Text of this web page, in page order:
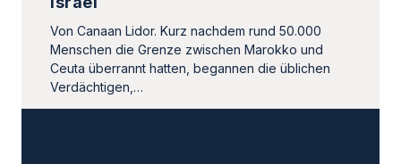
Von Canaan Lidor. Kurz nachdem rund 50.000
Menschen die Grenze zwischen Marokko und
Ceuta überrannt hatten, begannen die üblichen
Verdächtigen,…